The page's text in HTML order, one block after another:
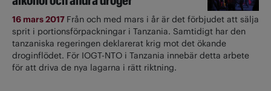
16 mars 2017 Från och med mars i år är det förbjudet att sälja
sprit i portionsförpackningar i Tanzania. Samtidigt har den
tanzaniska regeringen deklarerat krig mot det ökande
droginflödet. För IOGT-NTO i Tanzania innebär detta arbete
för att driva de nya lagarna i rätt riktning.